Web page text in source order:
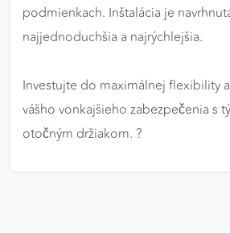
podmienkach. Inštalácia je
najjednoduchšia a najrýchlejšia.
Investujte do maximálnej flexibility
vášho vonkajšieho zabezpečenia s
otočným držiakom. ?️